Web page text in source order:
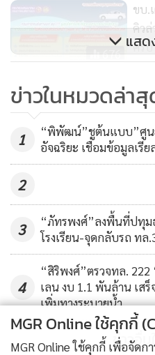
ทั้งนี้ เตือน!!! ประชาชนอย่าหล
ธุรกรรมด้านใบอนุญาตต่างๆ บ
เสียทั้งทรัพย์สินและเอกสารส
ความผิดตามประมวลกฎหมาย
เอกสารทางราชการหรือใช้เอก
คุกตั้งแต่ 6 เดือน-5 ปี ปรับตั้ง
จำทั้งปรับ
ทั้งนี้ หากพบเพจเฟซบุ๊กปลอม
ขอให้กดรายงานบัญชีหรือเพจ
แจ้งเบาะแสมายังกรมการขนส่
ด่วน 1584 ตลอด 24 ชั่วโมง
676
ขบ.
คิวล่
ครบ
255
บัญชี
คุ
ก่อ
แสด
ข่าวในหมวดล่า
1
“พิพัฒน์”ชูต้นแบบ”ศูนย์
อัจฉริยะ เชื่อมข้อมูลเรี
2
3
“ภัทรพงศ์”ลงพื้นที่ปทุม
โรงเรียน-จุดกลับรถ ท
4
“สิริพงศ์”ตรวจทล. 222
เลน งบ 1.1 พันล้าน เส
เพิ่มทางระบายน้ำ
ข่าวอื่
MGR Online ใช้คุกกี้
MGR Online ใช้คุกกี้ เพื่อจัด